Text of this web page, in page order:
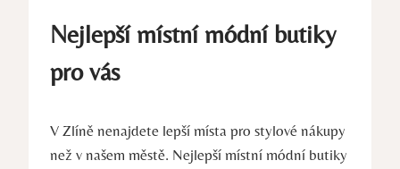
Nejlepší místní módní butiky
pro vás
V Zlíně nenajdete lepší místa pro stylové nákupy
než v našem městě. Nejlepší místní módní butiky